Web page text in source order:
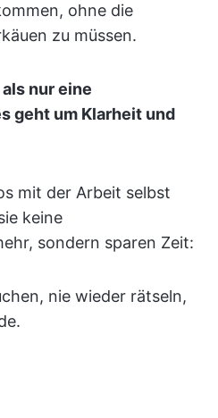
ohne die
zu müssen.
nur eine
geht um Klarheit und
mit der Arbeit selbst
keine
sondern sparen Zeit:
nie wieder rätseln,